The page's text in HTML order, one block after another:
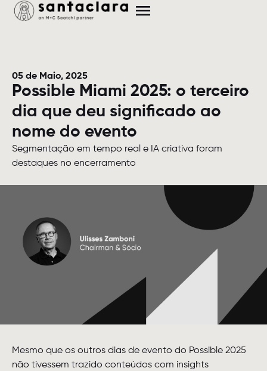
05 de Maio, 2025
Possible Miami 2025: o terceiro
dia que deu significado ao
nome do evento
Segmentação em tempo real e IA criativa foram
destaques no encerramento
Mesmo que os outros dias de evento do Possible 2025
não tivessem trazido conteúdos com insights